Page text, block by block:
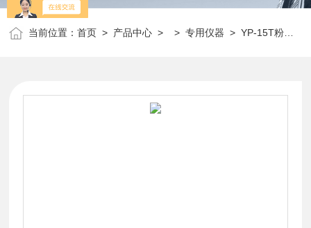
当前位置：首页 > 产品中心 > >专用仪器 > YP-15T粉末压片机